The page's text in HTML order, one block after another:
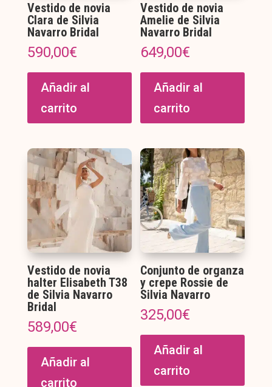
producto
Vestido de novia
Clara de Silvia
Navarro Bridal
590,00€
Añadir al
carrito
Vestido de novia
Amelie de Silvia
Navarro Bridal
649,00€
Añadir al
carrito
Vestido de novia
halter Elisabeth T38
de Silvia Navarro
Bridal
589,00€
Añadir al
carrito
Conjunto de organza
y crepe Rossie de
Silvia Navarro
325,00€
Añadir al
carrito